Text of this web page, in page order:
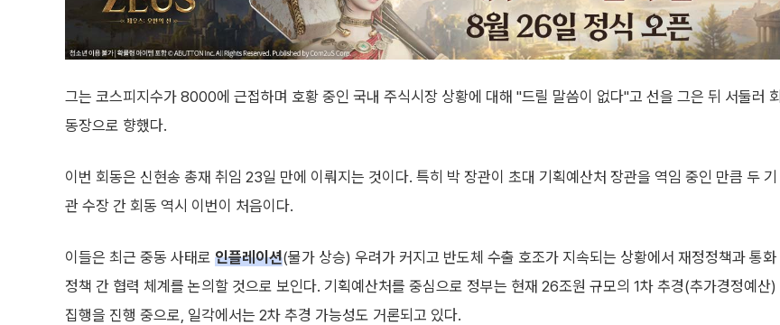
그는 코스피지수가 8000에 근접하며 호황 중인 국내 주식시장 상황에 대해 "드릴 말씀이 없다"고 선을 그은 뒤 서둘러 회
동장으로 향했다.
이번 회동은 신현송 총재 취임 23일 만에 이뤄지는 것이다. 특히 박 장관이 초대 기획예산처 장관을 역임 중인 만큼 두 기
관 수장 간 회동 역시 이번이 처음이다.
이들은 최근 중동 사태로 인플레이션(물가 상승) 우려가 커지고 반도체 수출 호조가 지속되는 상황에서 재정정책과 통화
정책 간 협력 체계를 논의할 것으로 보인다. 기획예산처를 중심으로 정부는 현재 26조원 규모의 1차 추경(추가경정예산)
집행을 진행 중으로, 일각에서는 2차 추경 가능성도 거론되고 있다.